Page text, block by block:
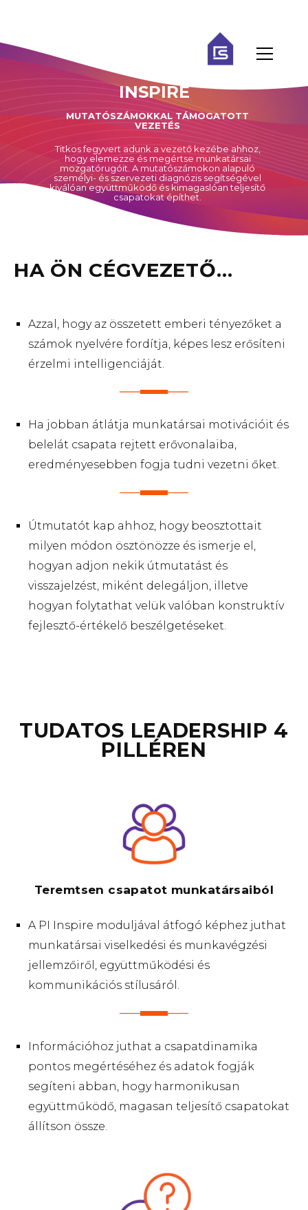
INSPIRE
MUTATÓSZÁMOKKAL TÁMOGATOTT
VEZETÉS
Titkos fegyvert adunk a vezető kezébe ahhoz,
hogy elemezze és megértse munkatársai
mozgatórugóit. A mutatószámokon alapuló
személyi- és szervezeti diagnózis segítségével
kiválóan együttműködő és kimagaslóan teljesítő
csapatokat építhet.
HA ÖN CÉGVEZETŐ…
Azzal, hogy az összetett emberi tényezőket a
számok nyelvére fordítja, képes lesz erősíteni
érzelmi intelligenciáját.
Ha jobban átlátja munkatársai motivációit és
belelát csapata rejtett erővonalaiba,
eredményesebben fogja tudni vezetni őket.
Útmutatót kap ahhoz, hogy beosztottait
milyen módon ösztönözze és ismerje el,
hogyan adjon nekik útmutatást és
visszajelzést, miként delegáljon, illetve
hogyan folytathat velük valóban konstruktív
fejlesztő-értékelő beszélgetéseket.
TUDATOS LEADERSHIP 4
PILLÉREN
Teremtsen csapatot munkatársaiból
A PI Inspire moduljával átfogó képhez juthat
munkatársai viselkedési és munkavégzési
jellemzőiről, együttműködési és
kommunikációs stílusáról.
Információhoz juthat a csapatdinamika
pontos megértéséhez és adatok fogják
segíteni abban, hogy harmonikusan
együttműködő, magasan teljesítő csapatokat
állítson össze.